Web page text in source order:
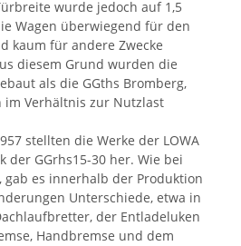
wurde jedoch auf 1,5
Wagen überwiegend für den
kaum für andere Zwecke
diesem Grund wurden die
als die GGths Bromberg,
im Verhältnis zur Nutzlast
stellten die Werke der LOWA
der GGrhs15-30 her. Wie bei
gab es innerhalb der Produktion
Unterschiede, etwa in
der Entladeluken
Handbremse und dem